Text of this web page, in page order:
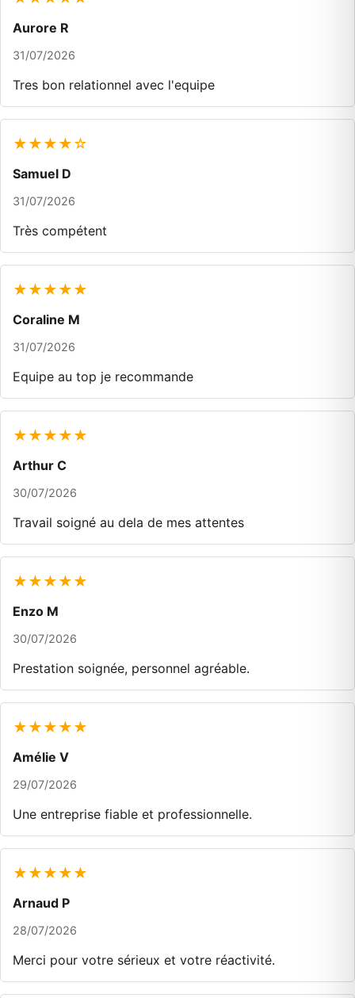
Aurore R
31/07/2026
Tres bon relationnel avec l'equipe
★★★★☆
Samuel D
31/07/2026
Très compétent
★★★★★
Coraline M
31/07/2026
Equipe au top je recommande
★★★★★
Arthur C
30/07/2026
Travail soigné au dela de mes attentes
★★★★★
Enzo M
30/07/2026
Prestation soignée, personnel agréable.
★★★★★
Amélie V
29/07/2026
Une entreprise fiable et professionnelle.
★★★★★
Arnaud P
28/07/2026
Merci pour votre sérieux et votre réactivité.